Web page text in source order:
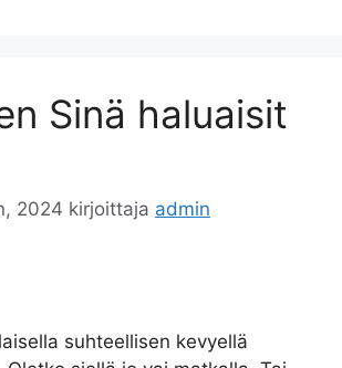
Sinä haluaisit
2024 kirjoittaja admin
suhteellisen kevyellä